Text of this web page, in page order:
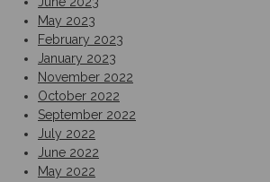
May 2023
February 2023
January 2023
November 2022
October 2022
September 2022
July 2022
June 2022
May 2022